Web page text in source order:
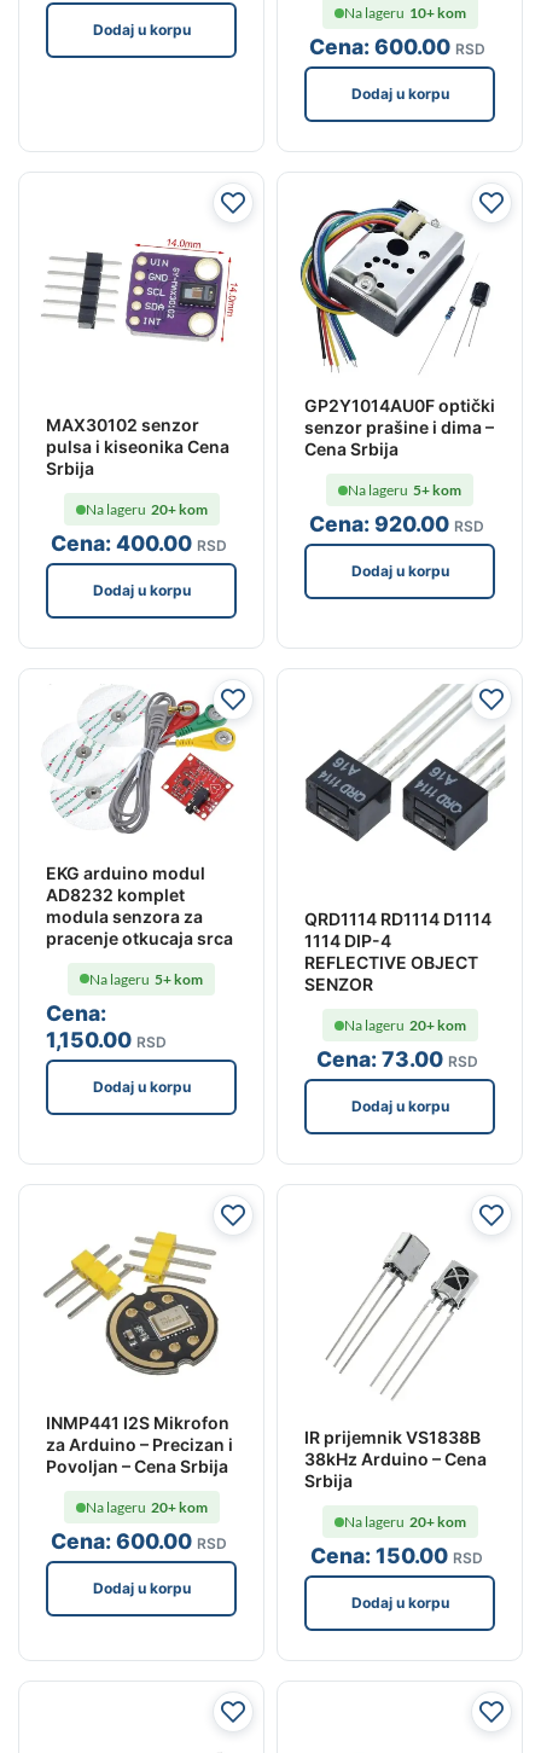
Dodaj u korpu
Cena:600.00 RSD
Na lageru 10+ kom
Dodaj u korpu
MAX30102 senzor
pulsa i kiseonika Cena
Srbija
Cena:400.00 RSD
Na lageru 20+ kom
Dodaj u korpu
GP2Y1014AU0F optički
senzor prašine i dima –
Cena Srbija
Cena:920.00 RSD
Na lageru 5+ kom
Dodaj u korpu
EKG arduino modul
AD8232 komplet
modula senzora za
pracenje otkucaja srca
Cena:
1,150.00 RSD
Na lageru 5+ kom
Dodaj u korpu
QRD1114 RD1114 D1114
1114 DIP-4
REFLECTIVE OBJECT
SENZOR
Cena:73.00 RSD
Na lageru 20+ kom
Dodaj u korpu
INMP441 I2S Mikrofon
za Arduino – Precizan i
Povoljan – Cena Srbija
Cena:600.00 RSD
Na lageru 20+ kom
Dodaj u korpu
IR prijemnik VS1838B
38kHz Arduino – Cena
Srbija
Cena:150.00 RSD
Na lageru 20+ kom
Dodaj u korpu